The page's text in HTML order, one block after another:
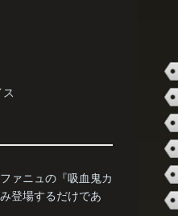
ァニュの『吸血鬼カ
登場するだけであ